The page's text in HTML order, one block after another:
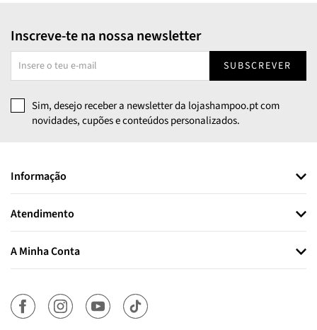
Inscreve-te na nossa newsletter
SUBSCREVER
Sim, desejo receber a newsletter da lojashampoo.pt com
novidades, cupões e conteúdos personalizados.
Informação
Atendimento
A Minha Conta